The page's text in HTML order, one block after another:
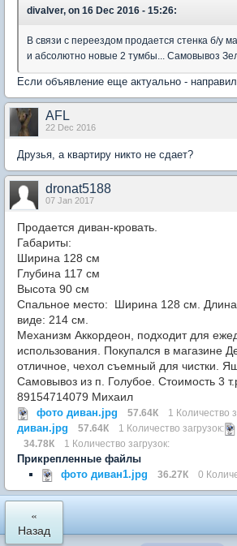
divalver, on 16 Dec 2016 - 15:26:
В связи с переездом продается стенка б/у
и абсолютно новые 2 тумбы... Самовывоз
Если объявление еще актуально -
AFL
22 Dec 2016
Друзья, а квартиру никто не сдает?
dronat5188
07 Jan 2017
Продается диван-кровать.
Габариты:
Ширина 128 см
Глубина 117 см
Высота 90 см
Спальное место: Ширина 128 см.
виде: 214 см.
Механизм Аккордеон, подходит для
использования. Покупался в магазине
отличное, чехол съемный для чистки.
Самовывоз из п. Голубое. Стоимость 3
89154714079 Михаил
фото диван.jpg 57.64К 1 Количество
диван.jpg
57.64К 1 Количество загрузок:
34.78К 1 Количество загрузок:
Прикрепленные файлы
фото диван1.jpg
36.27К 0
«
Назад